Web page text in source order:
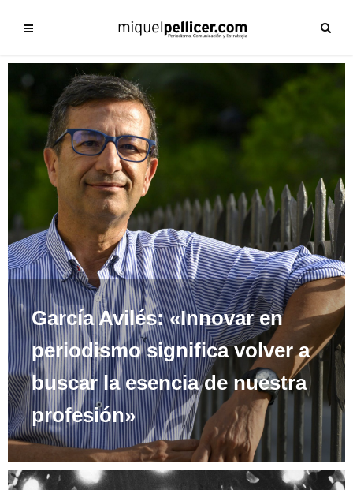
García Avilés: «Innovar en
periodismo significa volver a
buscar la esencia de nuestra
profesión»